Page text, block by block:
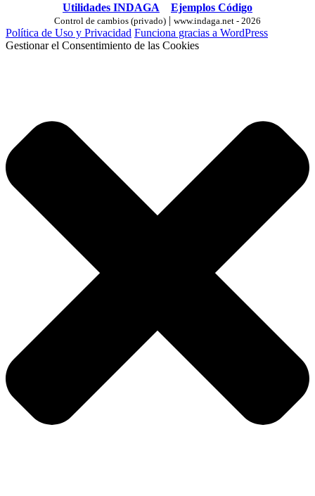
Utilidades INDAGA Ejemplos Código
Control de cambios (privado) | www.indaga.net - 2026
Política de Uso y Privacidad Funciona gracias a WordPress
Gestionar el Consentimiento de las Cookies